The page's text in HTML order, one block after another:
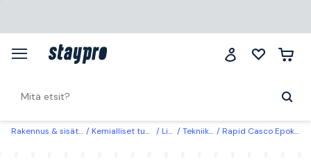
Rakennus & sisätilat Kemialliset tuotteet Liima Tekniikkaliima Rapid Casco Epoksiliima 100 ml, 2 kpl